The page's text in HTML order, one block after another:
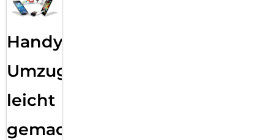
Handy
Umzug
leicht
gemacht!